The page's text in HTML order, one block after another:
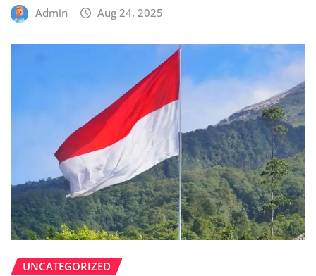
Admin Aug 24, 2025
UNCATEGORIZED